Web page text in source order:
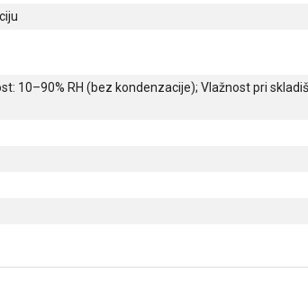
10–90% RH (bez kondenzacije); Vlažnost pri